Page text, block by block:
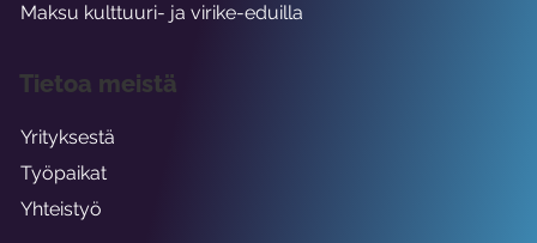
Maksu kulttuuri- ja virike-eduilla
Tietoa meistä
Yrityksestä
Työpaikat
Yhteistyö